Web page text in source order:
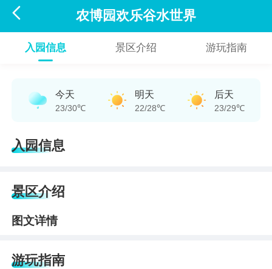
 农博园欢乐谷水世界
入园信息 景区介绍 游玩指南
今天
23/30℃
明天
22/28℃
后天
23/29℃
入园信息
景区介绍
图文详情
游玩指南